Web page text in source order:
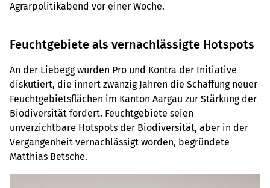
Agrarpolitikabend vor einer Woche.
Feuchtgebiete als vernachlässigte Hotspots
An der Liebegg wurden Pro und Kontra der Initiative
diskutiert, die innert zwanzig Jahren die Schaffung neuer
Feuchtgebietsflächen im Kanton Aargau zur Stärkung der
Biodiversität fordert. Feuchtgebiete seien
unverzichtbare Hotspots der Biodiversität, aber in der
Vergangenheit vernachlässigt worden, begründete
Matthias Betsche.